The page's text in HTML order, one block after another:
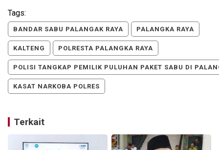
Tags:
BANDAR SABU PALANGAK RAYA PALANGKA RAYA
KALTENG POLRESTA PALANGKA RAYA
POLISI TANGKAP PEMILIK PULUHAN PAKET SABU DI
KASAT NARKOBA POLRES
Terkait